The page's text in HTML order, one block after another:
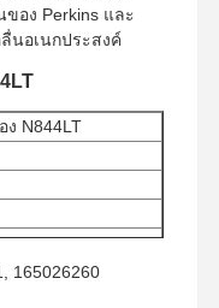
อง Perkins และ
นอเนกประสงค์
N844LT
165026260